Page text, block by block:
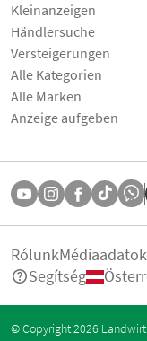
Kleinanzeigen
Händlersuche
Versteigerungen
Alle Kategorien
Alle Marken
Anzeige aufgeben
RólunkMédiaadatok
Segítség
© Copyright 2026